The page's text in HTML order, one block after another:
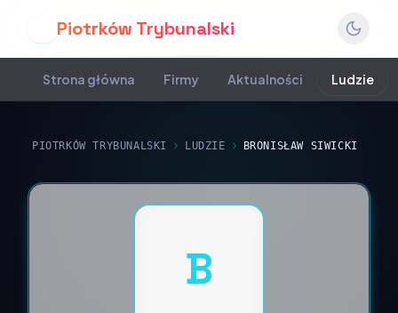
Piotrków Trybunalski
Strona główna Firmy Aktualności Ludzie
PIOTRKÓW TRYBUNALSKI LUDZIE BRONISŁAW SIWICKI
B